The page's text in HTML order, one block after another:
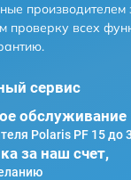
производителем
проверку всех
сервис
обслуживание
Polaris PF 15 до
за наш счет,